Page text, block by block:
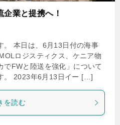
業と提携へ！
。 本日は、6月13日付の海事
ロジスティクス、ケニア物
でFWと陸送を強化」について
。 2023年6月13日イー […]
を読む